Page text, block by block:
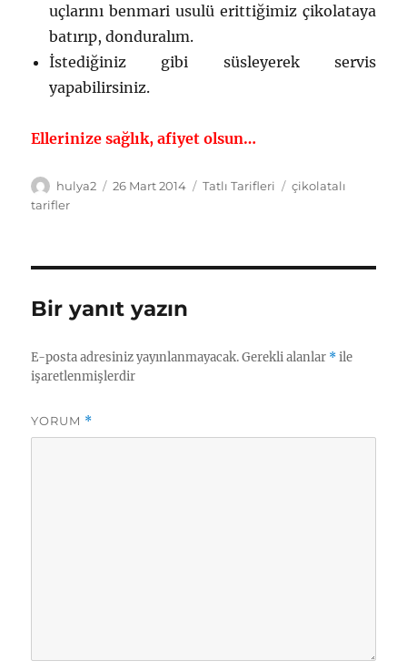
uçlarını benmari usulü erittiğimiz çikolataya
batırıp, donduralım.
İstediğiniz gibi süsleyerek servis
yapabilirsiniz.
Ellerinize sağlık, afiyet olsun…
Yazar
hulya2
Yayın
26 Mart 2014 Kategoriler
Tatlı Tarifleri Etiketler
çikolatalı
tarifler
Bir yanıt yazın
E-posta adresiniz yayınlanmayacak. Gerekli alanlar *ile
işaretlenmişlerdir
YORUM *